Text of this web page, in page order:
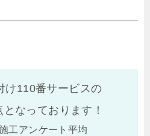
け110番サービスの
となっております！
工アンケート平均